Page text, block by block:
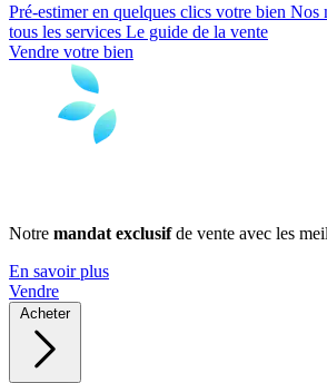
Pré-estimer en quelques clics votre bien Nos
tous les services Le guide de la vente
Vendre votre bien
Notre mandat exclusifde vente avec les
En savoir plus
Vendre
Acheter